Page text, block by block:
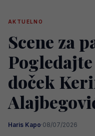
AKTUELNO
Scene za
doček
Haris Kapo·08/07/2026